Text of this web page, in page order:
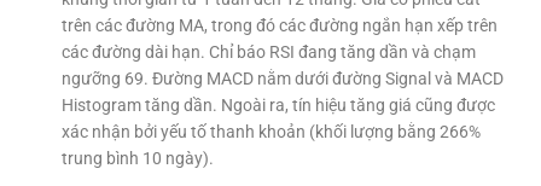
trên các đường MA, trong đó các đường ngắn hạn xếp trên
các đường dài hạn. Chỉ báo RSI đang tăng dần và chạm
ngưỡng 69. Đường MACD nằm dưới đường Signal và MACD
Histogram tăng dần. Ngoài ra, tín hiệu tăng giá cũng được
xác nhận bởi yếu tố thanh khoản (khối lượng bằng 266%
trung bình 10 ngày).